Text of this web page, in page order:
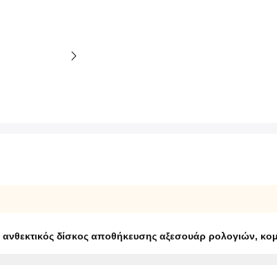
ανθεκτικός δίσκος αποθήκευσης αξεσουάρ ρολογιών,